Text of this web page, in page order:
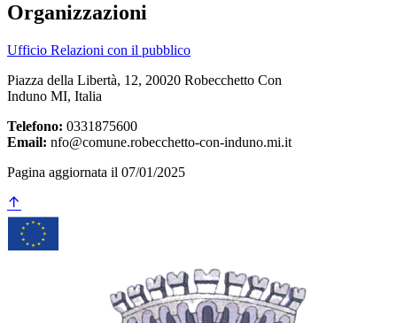
Organizzazioni
Ufficio Relazioni con il pubblico
Piazza della Libertà, 12, 20020 Robecchetto Con
Induno MI, Italia
Telefono: 0331875600
Email: nfo@comune.robecchetto-con-induno.mi.it
Pagina aggiornata il 07/01/2025